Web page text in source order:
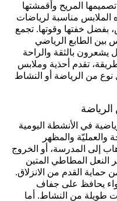
المريح وأقمشتها
الملابس مناسبة لرياضات
بفضل خفتها وقوتها. تجمع
بين الطابع الرياضي
يشعرون بالثقة والراحة
تقدم أحذية وملابس
نوع من الرياضة أو النشاط
في الأنشطة اليومية
والعمليّة والمظهر
إلى المدرسة، أو الخروج
النعل المطاطي المتين
حماية القدم من الانزلاق.
يحافظ على جفاف
طويلة من النشاط. أما